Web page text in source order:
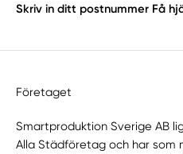
Skriv in ditt postnummer Få
Företaget
Smartproduktion Sverige AB
Alla Städföretag och har som